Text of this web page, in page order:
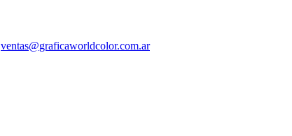
ventas@graficaworldcolor.com.ar